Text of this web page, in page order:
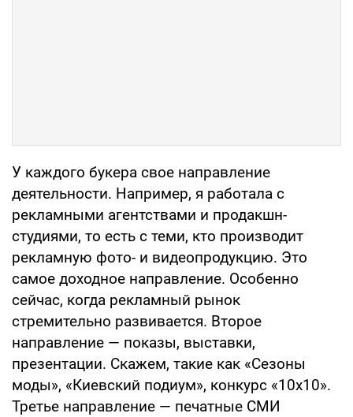
У каждого букера свое направление
деятельности. Например, я работала с
рекламными агентствами и продакшн-
студиями, то есть с теми, кто производит
рекламную фото- и видеопродукцию. Это
самое доходное направление. Особенно
сейчас, когда рекламный рынок
стремительно развивается. Второе
направление — показы, выставки,
презентации. Скажем, такие как «Сезоны
моды», «Киевский подиум», конкурс «10х10».
Третье направление — печатные СМИ